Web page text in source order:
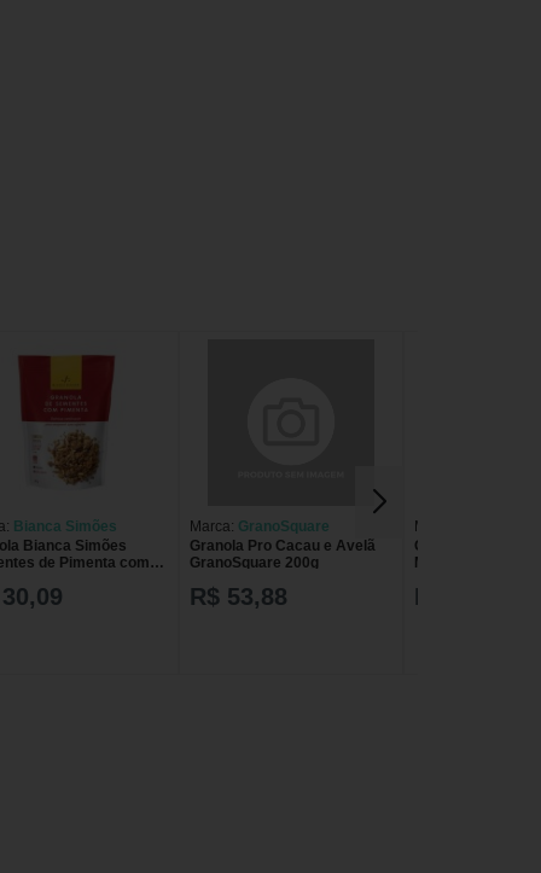
Bianca Simões
Bianca Simões
de Pimenta com
Marca: GranoSquare
Granola Pro Cacau e Avelã
GranoSquare 200g
R$ 53,88
Marca:
Granola Bianca
Macadâmia com
R$ 30,09